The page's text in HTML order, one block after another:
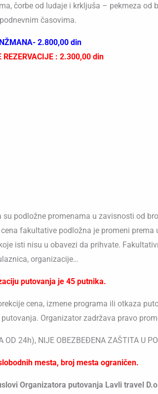
čorbe od ludaje i krkljuša – pekmeza od
časovima.
2.800,00 din
REZERVACIJE : 2.300,00 din
podložne promenama u zavisnosti od
fakultative podložna je promeni
isti nisu u obavezi da prihvate.
organizacije…
putovanja je 45 putnika.
cena, izmene programa ili otkaza
Organizator zadržava pravo
24h), NIJE OBEZBEĐENA ZAŠTITA U
mesta, broj mesta ograničen.
Organizatora putovanja Lavli travel